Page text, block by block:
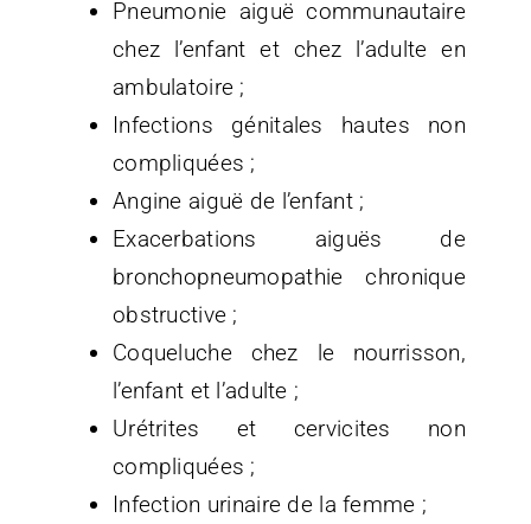
Pneumonie aiguë communautaire
chez l’enfant et chez l’adulte en
ambulatoire ;
Infections génitales hautes non
compliquées ;
Angine aiguë de l’enfant ;
Exacerbations aiguës de
bronchopneumopathie chronique
obstructive ;
Coqueluche chez le nourrisson,
l’enfant et l’adulte ;
Urétrites et cervicites non
compliquées ;
Infection urinaire de la femme ;